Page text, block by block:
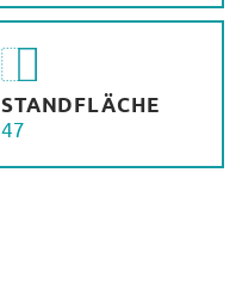
STANDFLÄCHE
47